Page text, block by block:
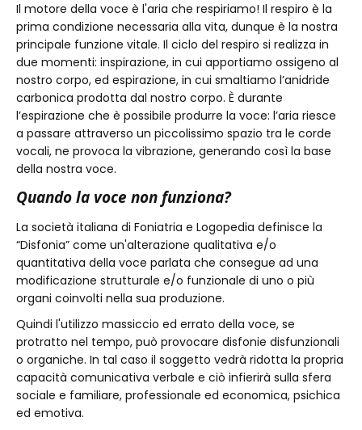
Il motore della voce è l'aria che respiriamo! Il respiro è la
prima condizione necessaria alla vita, dunque è la nostra
principale funzione vitale. Il ciclo del respiro si realizza in
due momenti: inspirazione, in cui apportiamo ossigeno al
nostro corpo, ed espirazione, in cui smaltiamo l’anidride
carbonica prodotta dal nostro corpo. È durante
l’espirazione che è possibile produrre la voce: l’aria riesce
a passare attraverso un piccolissimo spazio tra le corde
vocali, ne provoca la vibrazione, generando così la base
della nostra voce.
Quando la voce non funziona?
La società italiana di Foniatria e Logopedia definisce la
“Disfonia” come un'alterazione qualitativa e/o
quantitativa della voce parlata che consegue ad una
modificazione strutturale e/o funzionale di uno o più
organi coinvolti nella sua produzione.
Quindi l'utilizzo massiccio ed errato della voce, se
protratto nel tempo, può provocare disfonie disfunzionali
o organiche. In tal caso il soggetto vedrà ridotta la propria
capacità comunicativa verbale e ciò infierirà sulla sfera
sociale e familiare, professionale ed economica, psichica
ed emotiva.